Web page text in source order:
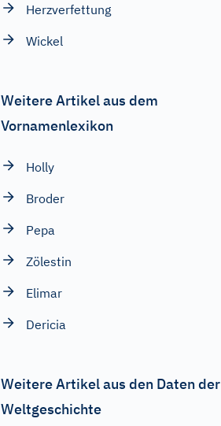
Herzverfettung
Wickel
Weitere Artikel aus dem
Vornamenlexikon
Holly
Broder
Pepa
Zölestin
Elimar
Dericia
Weitere Artikel aus den Daten der
Weltgeschichte